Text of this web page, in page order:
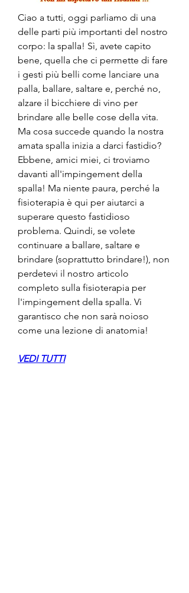
Ciao a tutti, oggi parliamo di una
delle parti più importanti del nostro
corpo: la spalla! Sì, avete capito
bene, quella che ci permette di fare
i gesti più belli come lanciare una
palla, ballare, saltare e, perché no,
alzare il bicchiere di vino per
brindare alle belle cose della vita.
Ma cosa succede quando la nostra
amata spalla inizia a darci fastidio?
Ebbene, amici miei, ci troviamo
davanti all'impingement della
spalla! Ma niente paura, perché la
fisioterapia è qui per aiutarci a
superare questo fastidioso
problema. Quindi, se volete
continuare a ballare, saltare e
brindare (soprattutto brindare!), non
perdetevi il nostro articolo
completo sulla fisioterapia per
l'impingement della spalla. Vi
garantisco che non sarà noioso
come una lezione di anatomia!
VEDI TUTTI